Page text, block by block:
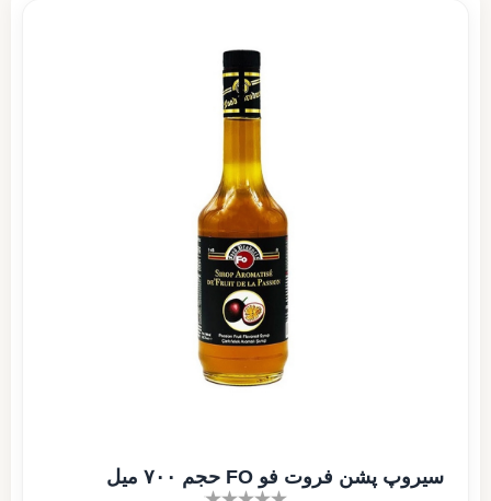
سیروپ پشن فروت فو FO حجم ۷۰۰ میل